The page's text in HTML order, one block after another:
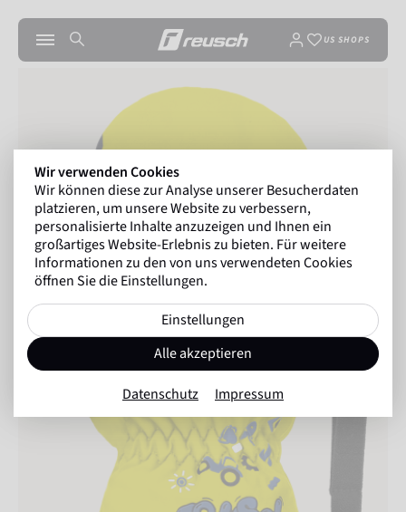
US SHOPS
Wir verwenden Cookies
Wir können diese zur Analyse unserer Besucherdaten
platzieren, um unsere Website zu verbessern,
personalisierte Inhalte anzuzeigen und Ihnen ein
großartiges Website-Erlebnis zu bieten. Für weitere
Informationen zu den von uns verwendeten Cookies
öffnen Sie die Einstellungen.
Einstellungen
Alle akzeptieren
Datenschutz Impressum